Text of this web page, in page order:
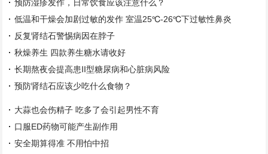
预防湿疹发作，日常饮食应该注意什么？
低温和干燥会加剧过敏的发作 室温25℃-26℃下过敏性鼻炎
反复肾结石警惕病因在脖子
秋燥养生 四款养生糖水请收好
长期熬夜会提高患Ⅱ型糖尿病和心脏病风险
预防肾结石应该少吃什么食物？
大蒜也会伤精子 吃多了会引起男性不育
口服ED药物可能产生副作用
安全期算得准 不用怕中招